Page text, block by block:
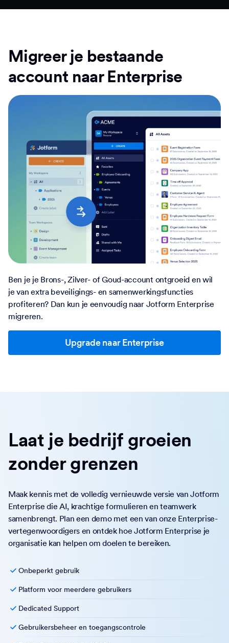
Migreer je bestaande
account naar Enterprise
Ben je je Brons-, Zilver- of Goud-account ontgroeid en wil
je van extra beveiligings- en samenwerkingsfuncties
profiteren? Dan kun je eenvoudig naar Jotform Enterprise
migreren.
Upgrade naar Enterprise
Laat je bedrijf groeien
zonder grenzen
Maak kennis met de volledig vernieuwde versie van Jotform
Enterprise die AI, krachtige formulieren en teamwerk
samenbrengt. Plan een demo met een van onze Enterprise-
vertegenwoordigers en ontdek hoe Jotform Enterprise je
organisatie kan helpen om doelen te bereiken.
Onbeperkt gebruik
Platform voor meerdere gebruikers
Dedicated Support
Gebruikersbeheer en toegangscontrole